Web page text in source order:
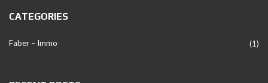
CATEGORIES
Faber – Immo (1)